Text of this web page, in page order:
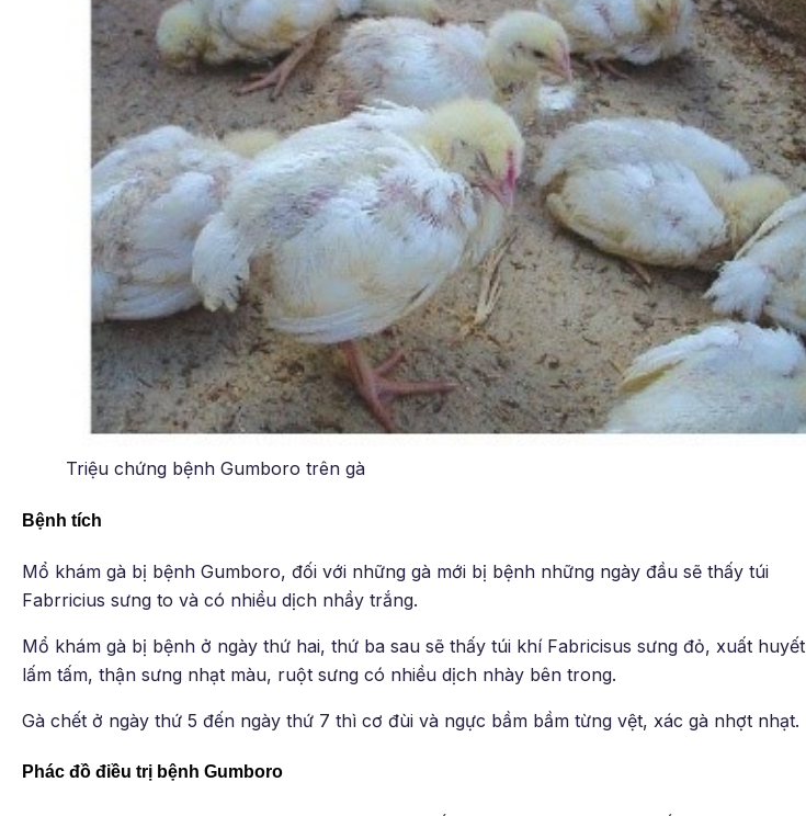
Triệu chứng bệnh Gumboro trên gà
Bệnh tích
Mổ khám gà bị bệnh Gumboro, đối với những gà mới bị bệnh những ngày đầu sẽ thấy túi
Fabrricius sưng to và có nhiều dịch nhầy trắng.
Mổ khám gà bị bệnh ở ngày thứ hai, thứ ba sau sẽ thấy túi khí Fabricisus sưng đỏ, xuất huyết
lấm tấm, thận sưng nhạt màu, ruột sưng có nhiều dịch nhày bên trong.
Gà chết ở ngày thứ 5 đến ngày thứ 7 thì cơ đùi và ngực bầm bầm từng vệt, xác gà nhợt nhạt.
Phác đồ điều trị bệnh Gumboro